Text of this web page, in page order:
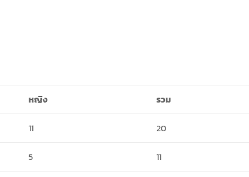
หญิง รวม
11 20
5 11